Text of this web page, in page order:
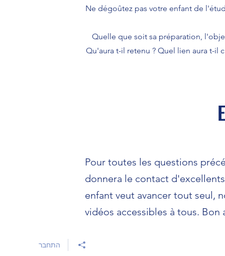
Ne dégoûtez pas votre enfant de
Quelle que soit sa préparation,
Qu'aura t-il retenu ? Quel lien aura t-il
Pour toutes les questions
donnera le contact
enfant veut avancer tout seul,
vidéos accessibles à tous. Bon
התחבר